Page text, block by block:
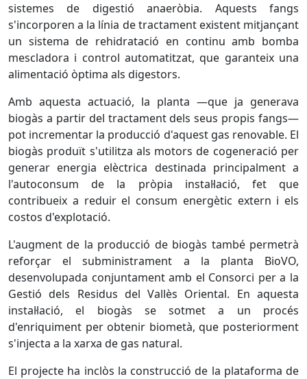
sistemes de digestió anaeròbia. Aquests fangs
s'incorporen a la línia de tractament existent mitjançant
un sistema de rehidratació en continu amb bomba
mescladora i control automatitzat, que garanteix una
alimentació òptima als digestors.
Amb aquesta actuació, la planta —que ja generava
biogàs a partir del tractament dels seus propis fangs—
pot incrementar la producció d'aquest gas renovable. El
biogàs produït s'utilitza als motors de cogeneració per
generar energia elèctrica destinada principalment a
l'autoconsum de la pròpia instal·lació, fet que
contribueix a reduir el consum energètic extern i els
costos d'explotació.
L'augment de la producció de biogàs també permetrà
reforçar el subministrament a la planta BioVO,
desenvolupada conjuntament amb el Consorci per a la
Gestió dels Residus del Vallès Oriental. En aquesta
instal·lació, el biogàs se sotmet a un procés
d'enriquiment per obtenir biometà, que posteriorment
s'injecta a la xarxa de gas natural.
El projecte ha inclòs la construcció de la plataforma de